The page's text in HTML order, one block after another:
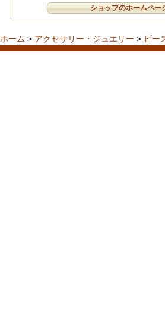
ショップのホームペー
ホーム > アクセサリー・ジュエリー > ビー